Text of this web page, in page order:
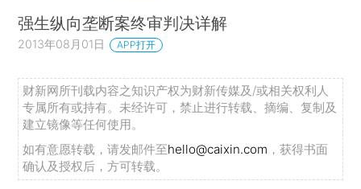
强生纵向垄断案终审判决详解
2013年08月01日 APP打开
财新网所刊载内容之知识产权为财新传媒及/或相关权利人
专属所有或持有。未经许可，禁止进行转载、摘编、复制及
建立镜像等任何使用。
如有意愿转载，请发邮件至hello@caixin.com ，获得书面
确认及授权后，方可转载。